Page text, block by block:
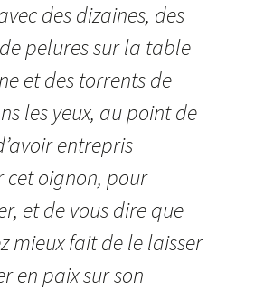
des dizaines, des
pelures sur la table
et des torrents de
les yeux, au point de
entrepris
cet oignon, pour
et de vous dire que
mieux fait de le laisser
en paix sur son